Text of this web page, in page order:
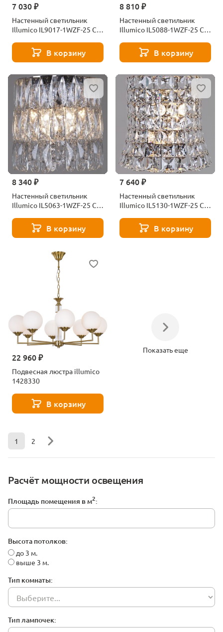
Расчёт мощности освещения
Площадь помещения в м2:
Высота потолков:
до 3 м.
выше 3 м.
Тип комнаты:
Тип лампочек:
7 030 ₽
Настенный светильник
Illumico IL9017-1WZF-25 CH
В корзину
8 810 ₽
Настенный светильник
Illumico IL5088-1WZF-25 CH
В корзину
8 340 ₽
Настенный светильник
Illumico IL5063-1WZF-25 CH
В корзину
7 640 ₽
Настенный светильник
Illumico IL5130-1WZF-25 CH
В корзину
22 960 ₽
Подвесная люстра illumico
1428330
В корзину
Показать еще
1 2